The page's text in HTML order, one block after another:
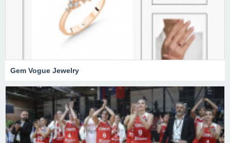
Gem Vogue Jewelry